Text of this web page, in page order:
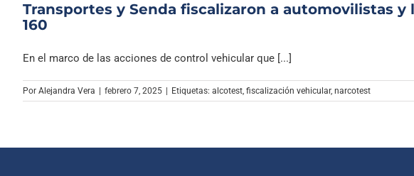
Transportes y Senda fiscalizaron a automovilistas
160
En el marco de las acciones de control vehicular que [...]
Por Alejandra Vera febrero 7, 2025 Etiquetas: alcotest, fiscalización vehicular, narcotest